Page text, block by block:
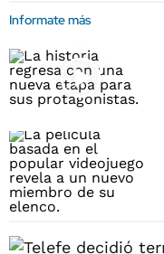
Informate más